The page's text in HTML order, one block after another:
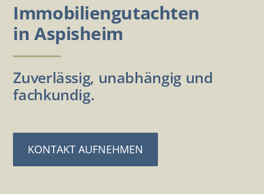
Immobiliengutachten
in Aspisheim
Zuverlässig, unabhängig und
fachkundig.
KONTAKT AUFNEHMEN